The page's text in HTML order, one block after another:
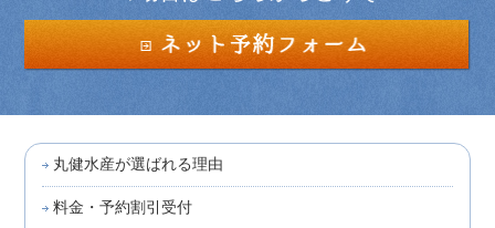
丸健水産が選ばれる理由
料金・予約割引受付